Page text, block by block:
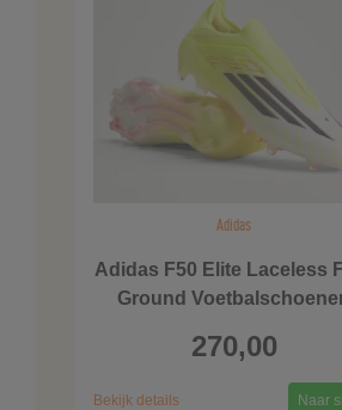
Adidas
Adidas F50 Elite Laceless
Ground
270,00
Bekijk details Naar